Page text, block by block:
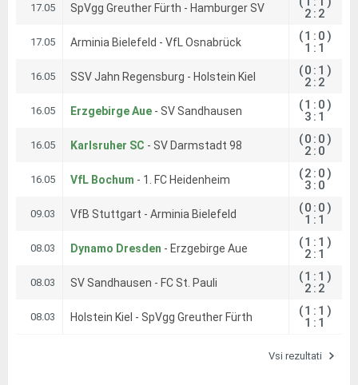
17.05 SpVgg Greuther Fürth - Hamburger SV
2:2
17.05 Arminia Bielefeld - VfL Osnabrück
(1:0)
1:1
16.05 SSV Jahn Regensburg - Holstein Kiel
(0:1)
2:2
16.05 Erzgebirge Aue - SV Sandhausen
(1:0)
3:1
16.05 Karlsruher SC - SV Darmstadt 98
(0:0)
2:0
16.05 VfL Bochum - 1. FC Heidenheim
(2:0)
3:0
09.03 VfB Stuttgart - Arminia Bielefeld
(0:0)
1:1
08.03 Dynamo Dresden - Erzgebirge Aue
(1:1)
2:1
08.03 SV Sandhausen - FC St. Pauli
(1:1)
2:2
08.03 Holstein Kiel - SpVgg Greuther Fürth
(1:1)
1:1
Vsi rezultati